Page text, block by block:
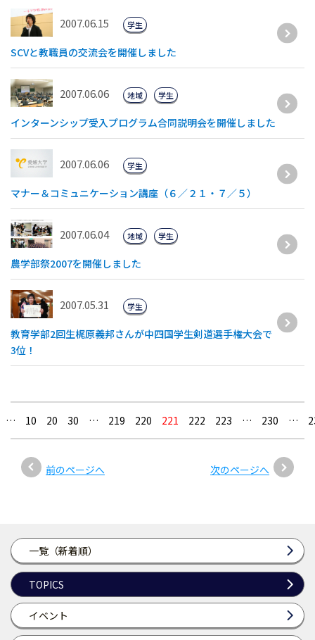
一覧（新着順）
TOPICS
イベント
2007.06.15
SCVと教職員の交流会を開催しました
学生
2007.06.06
インターンシップ受入プログラム合同説明会を開催しました
地域 学生
2007.06.06
マナー＆コミュニケーション講座（６／２１・７／５）
学生
2007.06.04
農学部祭2007を開催しました
地域 学生
2007.05.31
教育学部2回生梶原義邦さんが中四国学生剣道選手権大会で
3位！
学生
前のページへ
… 10 20 30 … 219 220 221 222 223 … 230 …
次のページへ